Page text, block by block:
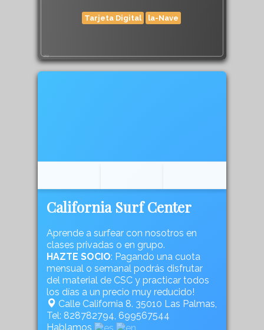
Tarjeta Digital la-Nave
262
California Surf Center
Aprende a surfear con nosotros en
clases privadas o en grupo.
HAZTE SOCIO: Pagando una cuota
mensual o semanal podrás disfrutar
del material de CSC y practicar todos
los días a un precio muy reducido!
Calle California 8. 35010 Las Palmas,
Tel: 828782794, 699567544
Hablamos